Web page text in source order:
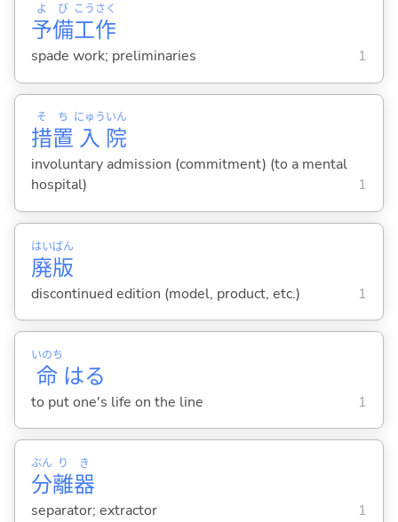
予
よ
備
び
工
こう
作
さく
spade work; preliminaries 1
措
そ
置
ち
入
にゅう
院
いん
involuntary admission (commitment) (to a mental
hospital)
1
廃
はい
版
ばん
discontinued edition (model, product, etc.) 1
命
いのち
はる
to put one's life on the line 1
分
ぶん
離
り
器
き
separator; extractor 1